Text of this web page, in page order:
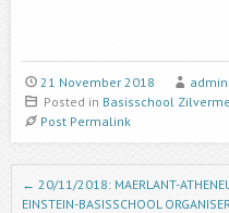
21 November 2018
admin
Posted in Basisschool
Post Permalink
Post navigation
← 20/11/2018: MAERLANT-
EINSTEIN-BASISSCHOOL